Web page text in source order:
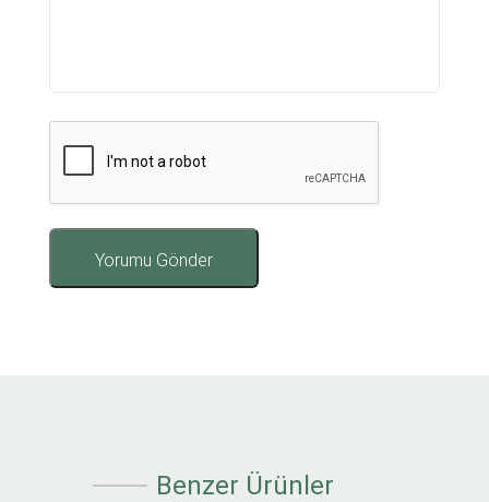
Benzer Ürünler